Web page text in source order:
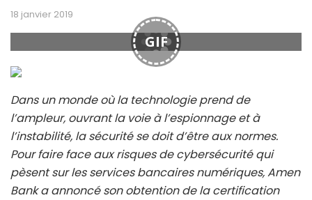
18 janvier 2019
GIF
Dans un monde où la technologie prend de
l’ampleur, ouvrant la voie à l’espionnage et à
l’instabilité, la sécurité se doit d’être aux normes.
Pour faire face aux risques de cybersécurité qui
pèsent sur les services bancaires numériques, Amen
Bank a annoncé son obtention de la certification